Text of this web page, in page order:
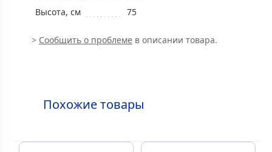
Высота, см
75
> Сообщить о проблеме в описании товара.
Похожие товары